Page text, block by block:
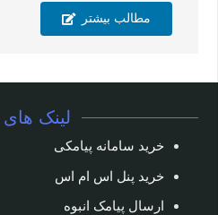
مطالب بیشتر
لینک های
خرید سامانه پیامکی
خرید پنل اس ام اس
ارسال پیامک انبوه